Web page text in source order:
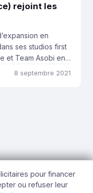
rejoint les
en
ses studios first
et Team Asobi en
de rejoindre la
8 septembre 2021
pour financer
ou refuser leur